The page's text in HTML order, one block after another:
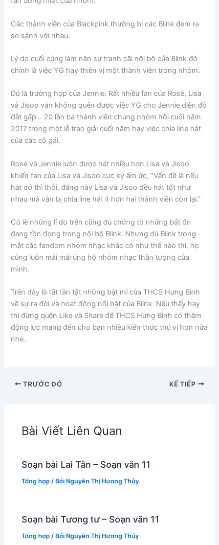
Các thành viên của Blackpink thường bị các Blink đem ra
so sánh với nhau.
Lý do cuối cùng làm nên sự tranh cãi nội bộ của Blink đó
chính là việc YG hay thiên vị một thành viên trong nhóm.
Đó là trường hợp của Jennie. Rất nhiều fan của Rosé, Lisa
và Jisoo vẫn không quên được việc YG cho Jennie diện đồ
đắt gấp… 20 lần ba thành viên chung nhóm hồi cuối năm
2017 trong một lễ trao giải cuối năm hay việc chia line hát
của các cô gái.
Rosé và Jennie luôn được hát nhiều hơn Lisa và Jisoo
khiến fan của Lisa và Jisoo cực kỳ ấm ức, “Vấn đề là nếu
hát dở thì thôi, đằng này Lisa và Jisoo đều hát tốt như
nhau mà vẫn bị chia line hát ít hơn hai thành viên còn lại.”
Có lẽ những lí do trên cũng đủ chứng tỏ những bất ổn
đang tồn đọng trong nội bộ Blink. Nhưng dù Blink trong
mắt các fandom nhóm nhạc khác có như thế nào thì, họ
cũng luôn mãi mãi ủng hộ nhóm nhạc thần tượng của
mình.
Trên đây là tất tần tật những bật mí của THCS Hưng Bình
về sự ra đời và hoạt động nổi bật của Blink. Nếu thấy hay
thì đừng quên Like và Share để THCS Hưng Bình có thêm
động lực mang đến cho bạn nhiều kiến thức thú vị hơn nữa
nhé.
TRƯỚC ĐÓ KẾ TIẾP
Bài Viết Liên Quan
Soạn bài Lai Tân – Soạn văn 11
Tổng hợp / Bởi Nguyễn Thị Hương Thủy
Soạn bài Tương tư – Soạn văn 11
Tổng hợp / Bởi Nguyễn Thị Hương Thủy